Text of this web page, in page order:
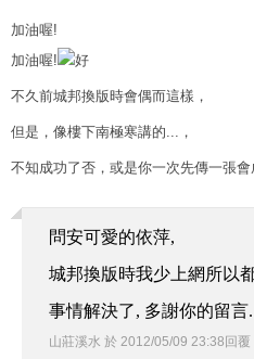
加油喔!
加油喔!
不久前城邦換版時會偶而這樣，
但是，像樓下南極寒講的...，
不知成功了否，或是你一次先傳一張
問安可愛的依萍,
城邦換版時我少上網所以
事情解決了, 多謝你的留言.
山莊溪水 於 2012/05/09 23:38 回覆